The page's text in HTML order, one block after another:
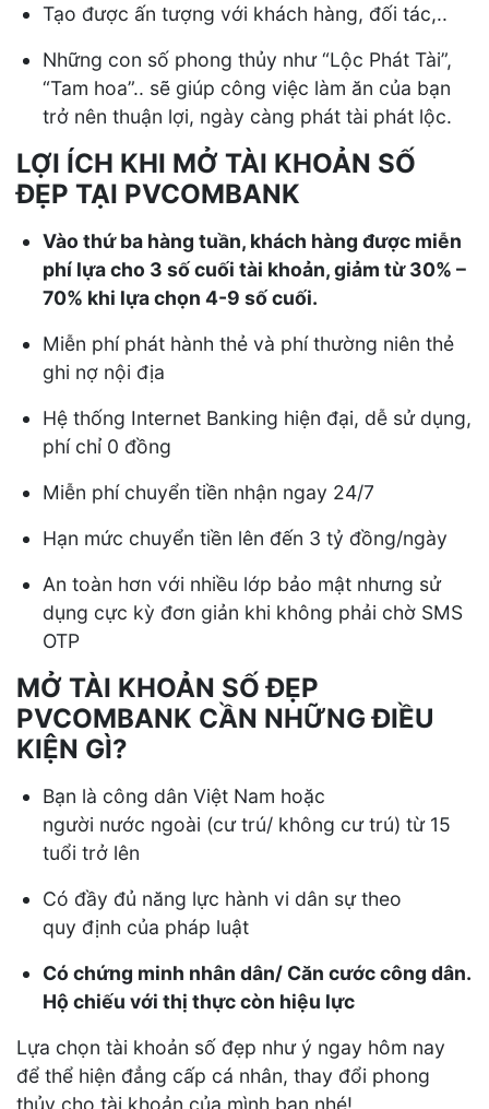
Tạo được ấn tượng với khách hàng, đối tác,..
Những con số phong thủy như “Lộc Phát Tài”,
“Tam hoa”.. sẽ giúp công việc làm ăn của bạn
trở nên thuận lợi, ngày càng phát tài phát lộc.
LỢI ÍCH KHI MỞ TÀI KHOẢN SỐ
ĐẸP TẠI PVCOMBANK
Vào thứ ba hàng tuần, khách hàng được miễn
phí lựa cho 3 số cuối tài khoản, giảm từ 30% –
70% khi lựa chọn 4-9 số cuối.
Miễn phí phát hành thẻ và phí thường niên thẻ
ghi nợ nội địa
Hệ thống Internet Banking hiện đại, dễ sử dụng,
phí chỉ 0 đồng
Miễn phí chuyển tiền nhận ngay 24/7
Hạn mức chuyển tiền lên đến 3 tỷ đồng/ngày
An toàn hơn với nhiều lớp bảo mật nhưng sử
dụng cực kỳ đơn giản khi không phải chờ SMS
OTP
MỞ TÀI KHOẢN SỐ ĐẸP
PVCOMBANK CẦN NHỮNG ĐIỀU
KIỆN GÌ?
Bạn là công dân Việt Nam hoặc
người nước ngoài (cư trú/ không cư trú) từ 15
tuổi trở lên
Có đầy đủ năng lực hành vi dân sự theo
quy định của pháp luật
Có chứng minh nhân dân/ Căn cước công dân.
Hộ chiếu với thị thực còn hiệu lực
Lựa chọn tài khoản số đẹp như ý ngay hôm nay
để thể hiện đẳng cấp cá nhân, thay đổi phong
thủy cho tài khoản của mình bạn nhé!